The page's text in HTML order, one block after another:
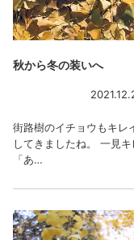
秋から冬の装いへ
街路樹のイチョウもキレ
してきましたね。 一見
「あ…